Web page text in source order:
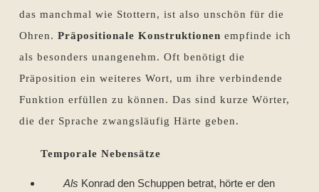
das manchmal wie Stottern, ist also unschön für die
Ohren. Präpositionale Konstruktionen empfinde ich
als besonders unangenehm. Oft benötigt die
Präposition ein weiteres Wort, um ihre verbindende
Funktion erfüllen zu können. Das sind kurze Wörter,
die der Sprache zwangsläufig Härte geben.
Temporale Nebensätze
Als Konrad den Schuppen betrat, hörte er den